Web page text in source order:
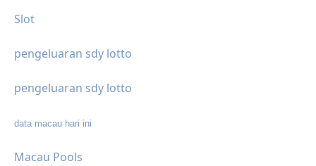
Slot
pengeluaran sdy lotto
pengeluaran sdy lotto
data macau hari ini
Macau Pools